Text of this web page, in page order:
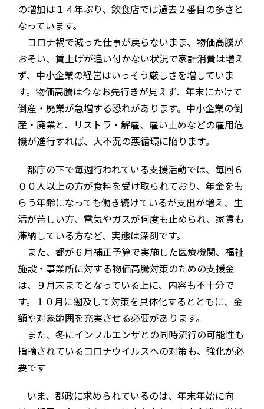
の増加は１４年ぶり、飲食店では過去２番目の多さと
なっています。
コロナ禍で減った仕事が戻らないまま、物価高騰が
おそい、賃上げが追い付かない状況で家計消費は増え
ず、中小企業の経営はいっそう厳しさを増していま
す。物価高騰は今なお先行きが見えず、年末にかけて
倒産・廃業が急増する恐れがあります。中小企業の倒
産・廃業と、リストラ・解雇、雇い止めなどの雇用危
機が進行すれば、大不況の悪循環に陥ります。
都庁の下で毎週行われている支援活動では、毎回６
００人以上の方が食料を受け取られており、年金をも
らう年齢になっても働き続けているが支出が増え、生
活が苦しい方、電気やガスが何度も止められ、家賃も
滞納している方など、実態は深刻です。
また、都が６月補正予算で実施した医療機関、福祉
施設・事業所に対する物価高騰対策のための支援金
は、９月末までとなっている上に、内容も不十分で
す。１０月に遡及して対策を具体化するとともに、金
額や対象範囲を充実させる必要があります。
また、冬にインフルエンザとの同時流行の可能性も
指摘されているコロナウイルスへの対策も、強化が必
要です
いま、都政に求められているのは、年末年始に向